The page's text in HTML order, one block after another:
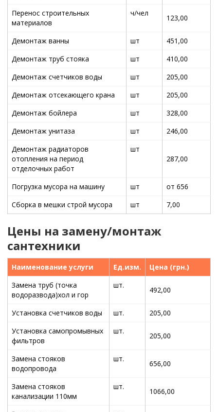
Перенос строительных
материалов
ч/чел
123,00
Демонтаж ванны шт
451,00
Демонтаж труб стояка
шт
410,00
Демонтаж счетчиков воды
шт
205,00
Демонтаж отсекающего крана
шт
205,00
Демонтаж бойлера
шт
328,00
Демонтаж унитаза
шт
246,00
Демонтаж радиаторов
отопления на период
отделочных работ
шт
287,00
Погрузка мусора на машину шт
от 656
Сборка в мешки строй мусора
шт 7,00
Цены на замену/монтаж
сантехники
Наименование услуги Ед.изм.
Цена (грн.)
Замена труб (точка
водоразвода)хол и гор
шт.
492,00
Установка счетчиков воды шт.
205,00
Установка самопромывных
фильтров
шт.
205,00
Замена стояков
водопровода
шт.
656,00
Замена стояков
канализации 110мм
шт.
1066,00